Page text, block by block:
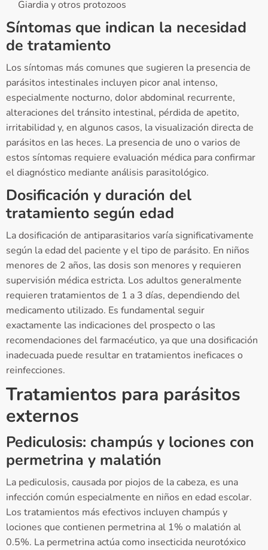
Giardia y otros protozoos
Síntomas que indican la necesidad
de tratamiento
Los síntomas más comunes que sugieren la presencia de
parásitos intestinales incluyen picor anal intenso,
especialmente nocturno, dolor abdominal recurrente,
alteraciones del tránsito intestinal, pérdida de apetito,
irritabilidad y, en algunos casos, la visualización directa de
parásitos en las heces. La presencia de uno o varios de
estos síntomas requiere evaluación médica para confirmar
el diagnóstico mediante análisis parasitológico.
Dosificación y duración del
tratamiento según edad
La dosificación de antiparasitarios varía significativamente
según la edad del paciente y el tipo de parásito. En niños
menores de 2 años, las dosis son menores y requieren
supervisión médica estricta. Los adultos generalmente
requieren tratamientos de 1 a 3 días, dependiendo del
medicamento utilizado. Es fundamental seguir
exactamente las indicaciones del prospecto o las
recomendaciones del farmacéutico, ya que una dosificación
inadecuada puede resultar en tratamientos ineficaces o
reinfecciones.
Tratamientos para parásitos
externos
Pediculosis: champús y lociones con
permetrina y malatión
La pediculosis, causada por piojos de la cabeza, es una
infección común especialmente en niños en edad escolar.
Los tratamientos más efectivos incluyen champús y
lociones que contienen permetrina al 1% o malatión al
0.5%. La permetrina actúa como insecticida neurotóxico